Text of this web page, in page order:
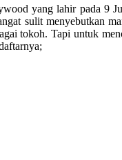
yang lahir pada 9
sulit menyebutkan
tokoh. Tapi untuk